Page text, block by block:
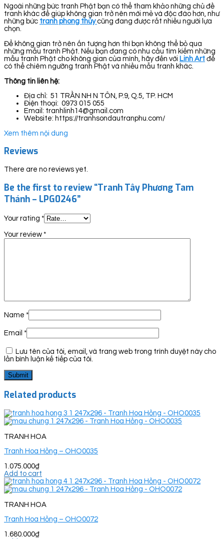
Ngoài những bức tranh Phật bạn có thể tham khảo những chủ đề
tranh khác để giúp không gian trở nên mới mẻ và độc đáo hơn, như
những bức tranh phong thủy cũng đang được rất nhiều người lựa
chọn.
Để không gian trở nên ấn tượng hơn thì bạn không thể bỏ qua
những mẫu tranh Phật. Nếu bạn đang có nhu cầu tìm kiếm những
mẫu tranh Phật cho không gian của mình, hãy đến với Linh Art để
có thể chiêm ngưỡng tranh Phật và nhiều mẫu tranh khác.
Thông tin liên hệ:
Địa chỉ: 51 TRẦN NH N TÔN, P.9, Q.5, TP. HCM
Điện thoại: 0973 015 055
Email: tranhlinh14@gmail.com
Website: https://tranhsondautranphu.com/
Xem thêm nội dung
Reviews
There are no reviews yet.
Be the first to review “Tranh Tây Phương Tam
Thánh – LPG0246”
Your rating *
Your review *
Name *
Email *
Lưu tên của tôi, email, và trang web trong trình duyệt này cho
lần bình luận kế tiếp của tôi.
Related products
TRANH HOA
Tranh Hoa Hồng – OHO0035
1.075.000₫
Add to cart
TRANH HOA
Tranh Hoa Hồng – OHO0072
1.680.000₫